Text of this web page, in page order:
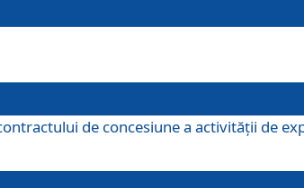
de concesiune a activităţii de